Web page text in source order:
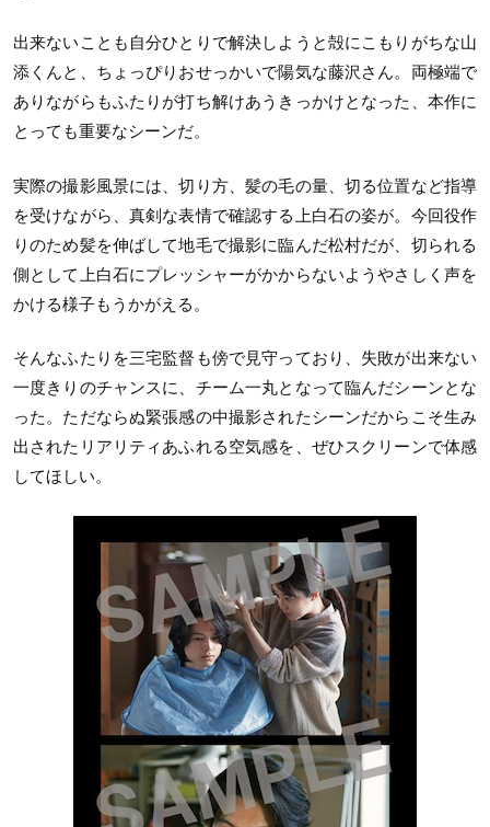
出来ないことも自分ひとりで解決しようと殻にこもりがちな山
添くんと、ちょっぴりおせっかいで陽気な藤沢さん。両極端で
ありながらもふたりが打ち解けあうきっかけとなった、本作に
とっても重要なシーンだ。
実際の撮影風景には、切り方、髪の毛の量、切る位置など指導
を受けながら、真剣な表情で確認する上白石の姿が。今回役作
りのため髪を伸ばして地毛で撮影に臨んだ松村だが、切られる
側として上白石にプレッシャーがかからないようやさしく声を
かける様子もうかがえる。
そんなふたりを三宅監督も傍で見守っており、失敗が出来ない
一度きりのチャンスに、チーム一丸となって臨んだシーンとな
った。ただならぬ緊張感の中撮影されたシーンだからこそ生み
出されたリアリティあふれる空気感を、ぜひスクリーンで体感
してほしい。